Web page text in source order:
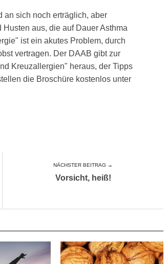
an sich noch erträglich, aber
aus, die auf Dauer Asthma
ist ein akutes Problem, durch
vertragen. Der DAAB gibt zur
Kreuzallergien" heraus, der Tipps
die Broschüre kostenlos unter
NÄCHSTER BEITRAG →
Vorsicht, heiß!